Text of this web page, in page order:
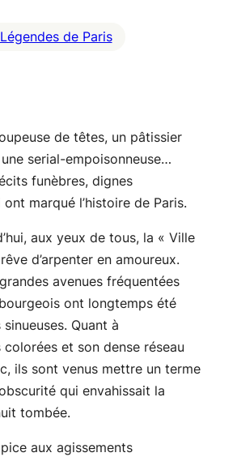
Légendes de Paris
de têtes, un pâtissier
serial-empoisonneuse…
funèbres, dignes
ont marqué l’histoire de Paris.
aux yeux de tous, la « Ville
d’arpenter en amoureux.
avenues fréquentées
ont longtemps été
Quant à
et son dense réseau
ils sont venus mettre un terme
qui envahissait la
tombée.
aux agissements